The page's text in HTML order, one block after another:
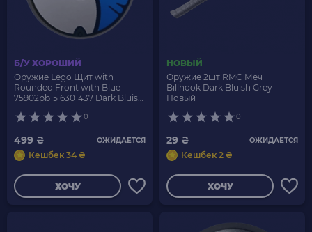
Б/У ХОРОШИЙ
Оружие Lego Щит with
Rounded Front with Blue
75902pb15 6301437 Dark Bluish
0
499 ₴ ОЖИДАЕТСЯ
Кешбек 34 ₴
ХОЧУ
НОВЫЙ
Оружие 2шт RMC Меч
Billhook Dark Bluish Grey
Новый
0
29 ₴ ОЖИДАЕТСЯ
Кешбек 2 ₴
ХОЧУ